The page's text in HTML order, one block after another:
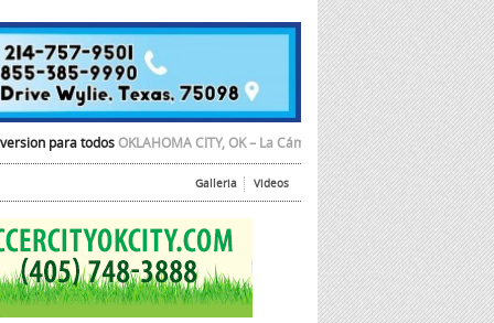
OKLAHOMA CITY, OK – La Cámara de Comercio Hispana de Oklahoma
Galleria Videos